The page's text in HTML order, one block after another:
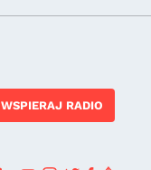
WSPIERAJ RADIO